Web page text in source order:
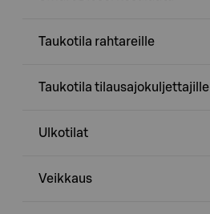
Taukotila rahtareille
Taukotila tilausajokuljettajille
Ulkotilat
Veikkaus